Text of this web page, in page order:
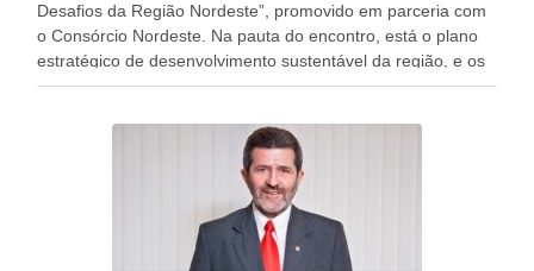
Desafios da Região Nordeste”, promovido em parceria com
o Consórcio Nordeste. Na pauta do encontro, está o plano
estratégico de desenvolvimento sustentável da região, e os
desafios para a elaboração de políticas públicas, que
evento contou com a presença do Vice-presidente Geraldo
Alckmin, que também ocupa o Ministério do
Desenvolvimento, Indústria, Comércio e Serviços, o ex
governador de Pernambuco, agora Presidente do Banco do
Nordeste, Paulo Câmara, o ex Deputado Federal, e
atualmente Superintendente da SUDENE, Danilo Cabral, da